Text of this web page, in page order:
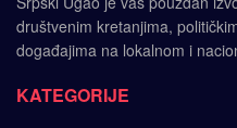
društvenim kretanjima,
događajima na lokalnom i
KATEGORIJE